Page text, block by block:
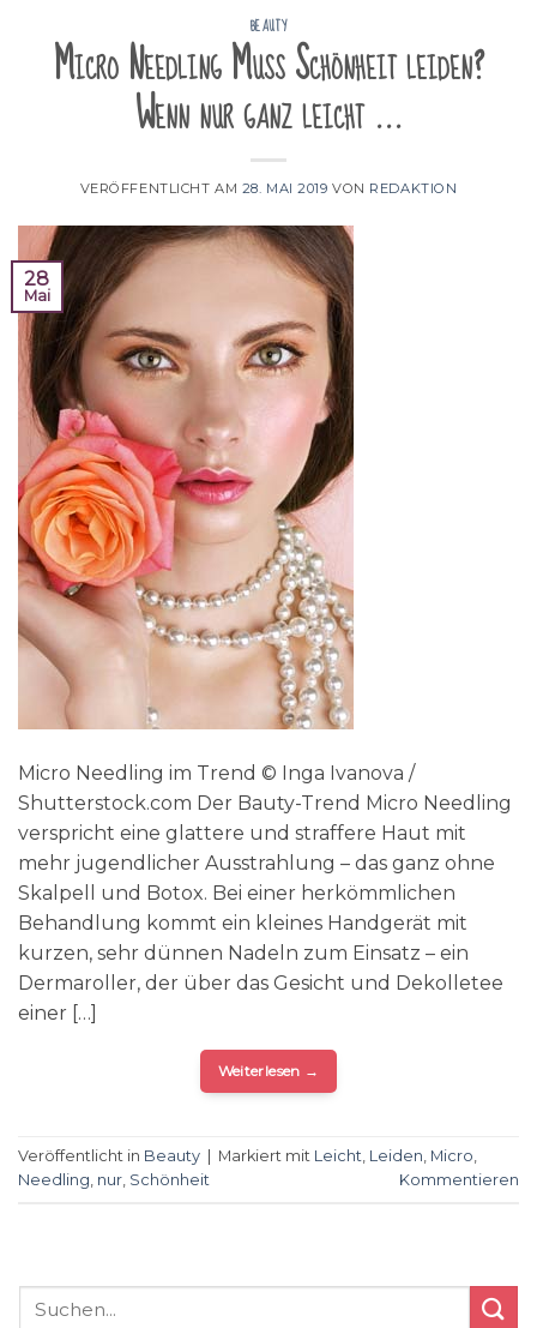
BEAUTY
Micro Needling Muss Schönheit leiden?
Wenn nur ganz leicht …
VERÖFFENTLICHT AM 28. MAI 2019 VON REDAKTION
28
Mai
Micro Needling im Trend © Inga Ivanova /
Shutterstock.com Der Bauty-Trend Micro Needling
verspricht eine glattere und straffere Haut mit
mehr jugendlicher Ausstrahlung – das ganz ohne
Skalpell und Botox. Bei einer herkömmlichen
Behandlung kommt ein kleines Handgerät mit
kurzen, sehr dünnen Nadeln zum Einsatz – ein
Dermaroller, der über das Gesicht und Dekolletee
einer […]
Weiterlesen →
Veröffentlicht in Beauty Markiert mit Leicht Leiden Micro
Needling nur Schönheit Kommentieren